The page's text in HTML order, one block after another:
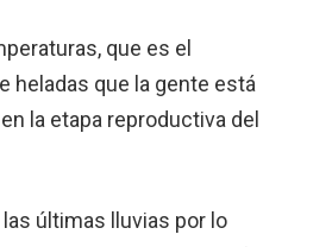
que es el
heladas que la gente está
la etapa reproductiva del
últimas lluvias por lo